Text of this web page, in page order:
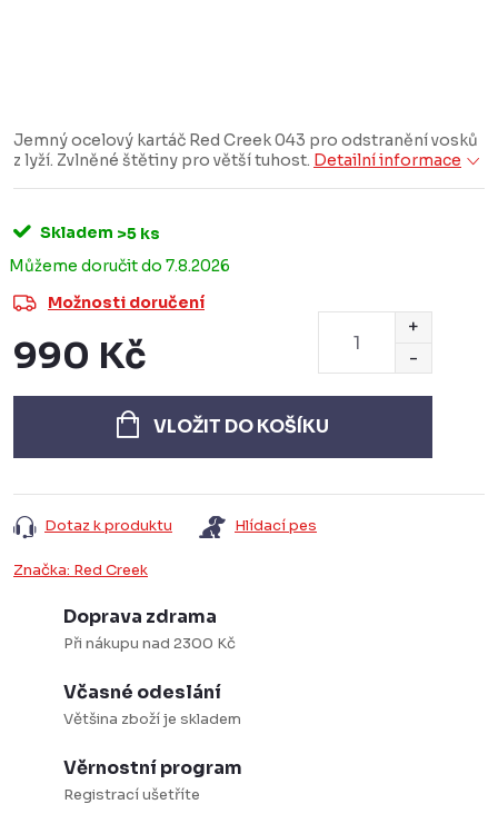
Jemný ocelový kartáč Red Creek 043 pro odstranění vosků
z lyží. Zvlněné štětiny pro větší tuhost. Detailní informace
Skladem >5 ks
7.8.2026
Možnosti doručení
990 Kč
cena:
VLOŽIT DO KOŠÍKU
Dotaz k produktu Hlídací pes
Značka: Red Creek
Doprava zdrama
Při nákupu nad 2300 Kč
Včasné odeslání
Většina zboží je skladem
Věrnostní program
Registrací ušetříte